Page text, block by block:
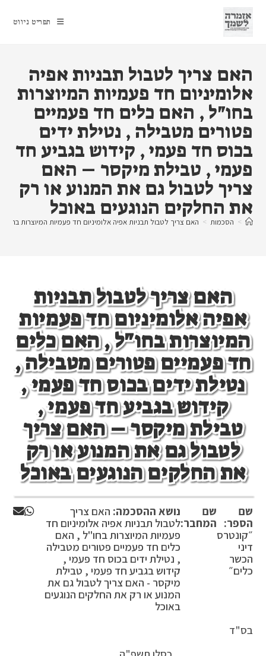
content
תפריט ניווט
האם צריך לטבול תבניות אפיה
אלומיניום חד פעמיות המיוצרות
בחו"ל , האם כלים חד פעמיים
פטורים מטבילה , נטילת ידים
בכוס חד פעמי , קידוש בגביע חד
פעמי , טבילת מיקסר – האם
צריך לטבול גם את המנוע או רק
את החלקים הנוגעים באוכל
> הסכמות > האם צריך לטבול תבניות אפיה אלומיניום חד פעמיות המיוצרות
האם צריך לטבול תבניות
אפיה אלומיניום חד פעמיות
המיוצרות בחו"ל , האם כלים
חד פעמיים פטורים מטבילה ,
נטילת ידים בכוס חד פעמי ,
קידוש בגביע חד פעמי ,
טבילת מיקסר – האם צריך
לטבול גם את המנוע או רק
את החלקים הנוגעים באוכל
שם
הספר:
״קונטרס
דיני
הכשר
כלים״
שם
המחבר:
נושא ההסכמה: האם צריך
לטבול תבניות אפיה אלומיניום חד
פעמיות המיוצרות בחו"ל , האם
כלים חד פעמיים פטורים מטבילה
, נטילת ידים בכוס חד פעמי ,
קידוש בגביע חד פעמי , טבילת
מיקסר - האם צריך לטבול גם את
המנוע או רק את החלקים הנוגעים
באוכל
בס"ד